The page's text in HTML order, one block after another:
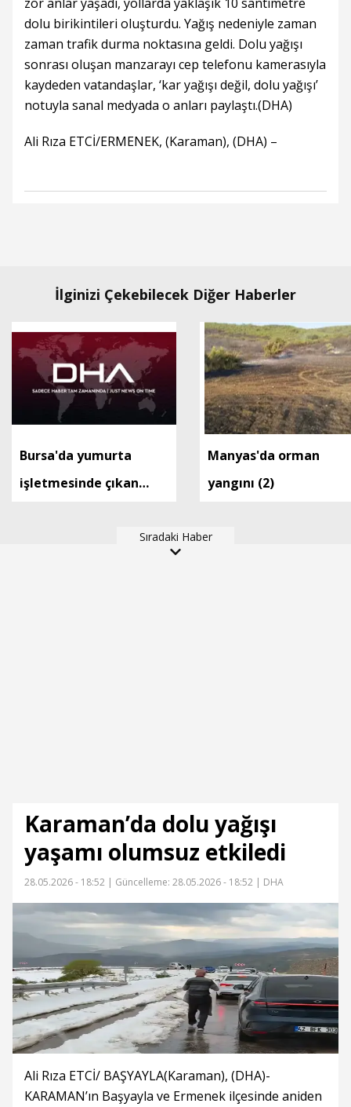
dolu birikintileri oluşturdu. Yağış nedeniyle zaman
zaman trafik durma noktasına geldi. Dolu yağışı
sonrası oluşan manzarayı cep telefonu kamerasıyla
kaydeden vatandaşlar, ‘kar yağışı değil, dolu yağışı’
notuyla sanal medyada o anları paylaştı.(DHA)
Ali Rıza ETCİ/ERMENEK, (Karaman), (DHA) –
İlginizi Çekebilecek Diğer Haberler
Bursa'da yumurta
işletmesinde çıkan
Manyas'da orman
yangını (2)
Sıradaki Haber
Karaman’da dolu yağışı
yaşamı olumsuz etkiledi
28.05.2026 - 18:52 | Güncelleme: 28.05.2026 - 18:52 | DHA
Ali Rıza ETCİ/ BAŞYAYLA(Karaman), (DHA)-
KARAMAN’ın Başyayla ve Ermenek ilçesinde aniden